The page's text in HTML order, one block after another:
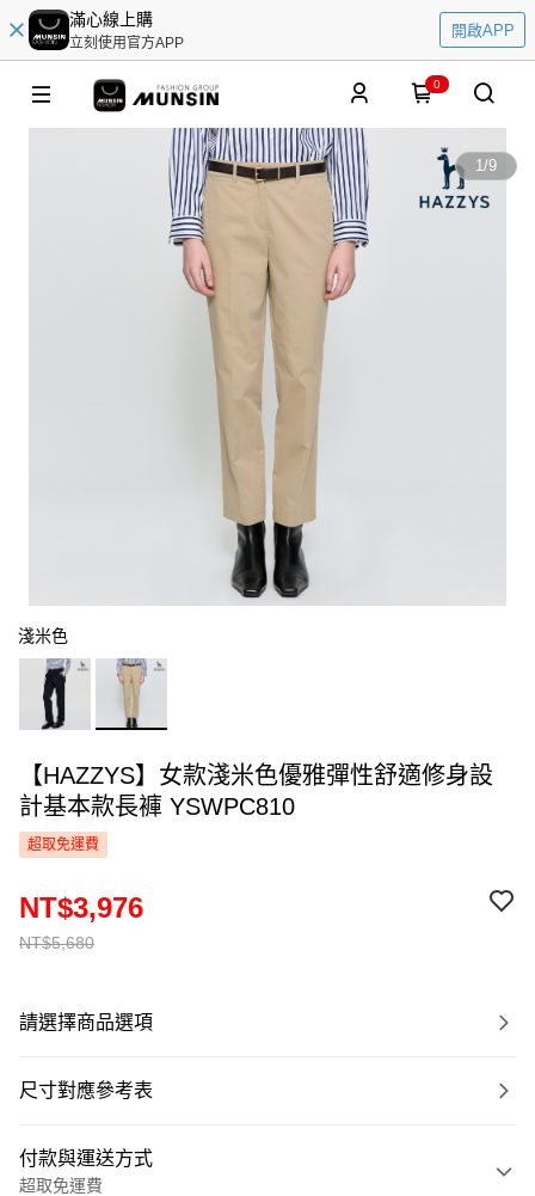
滿心線上購
立刻使用官方APP
開啟APP
0
1/9
淺米色
【HAZZYS】女款淺米色優雅彈性舒適修身設
計基本款長褲 YSWPC810
超取免運費
NT$5,680
NT$3,976
請選擇商品選項
尺寸對應參考表
付款與運送方式
超取免運費